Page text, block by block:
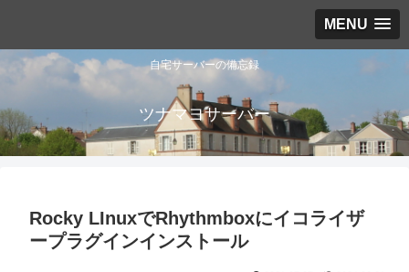
MENU
自宅サーバーの備忘録
ツナマヨサーバー
Rocky LInuxでRhythmboxにイコライザ
ープラグインインストール